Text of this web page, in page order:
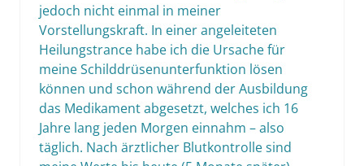
jedoch nicht einmal in meiner
Vorstellungskraft. In einer angeleiteten
Heilungstrance habe ich die Ursache für
meine Schilddrüsenunterfunktion lösen
können und schon während der Ausbildung
das Medikament abgesetzt, welches ich 16
Jahre lang jeden Morgen einnahm – also
täglich. Nach ärztlicher Blutkontrolle sind